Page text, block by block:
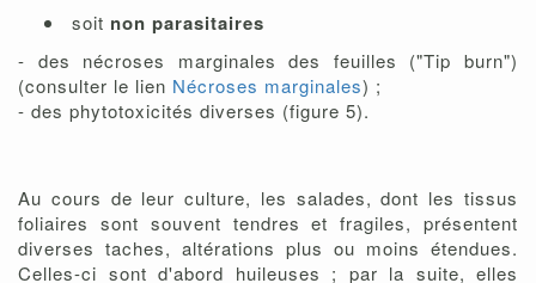
soit non parasitaires
- des nécroses marginales des feuilles ("Tip burn")
(consulter le lien Nécroses marginales) ;
- des phytotoxicités diverses (figure 5).
Au cours de leur culture, les salades, dont les tissus
foliaires sont souvent tendres et fragiles, présentent
diverses taches, altérations plus ou moins étendues.
Celles-ci sont d'abord huileuses ; par la suite, elles